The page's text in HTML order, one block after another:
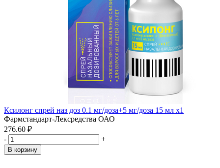
Ксилонг спрей наз доз 0.1 мг/доза+5 мг/доза 15 мл x1
Фармстандарт-Лексредства ОАО
276.60 ₽
-
+
В корзину